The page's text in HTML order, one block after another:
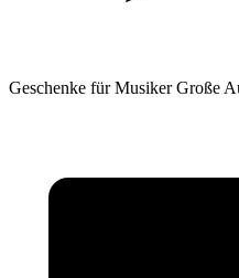
Geschenke für Musiker Große